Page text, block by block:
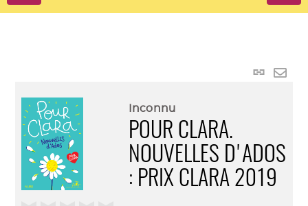
Lien
Inconnu
POUR CLARA.
NOUVELLES D'ADOS
: PRIX CLARA 2019